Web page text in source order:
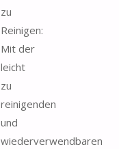
zu
Reinigen:
Mit der
leicht
zu
reinigenden
und
wiederverwendbaren